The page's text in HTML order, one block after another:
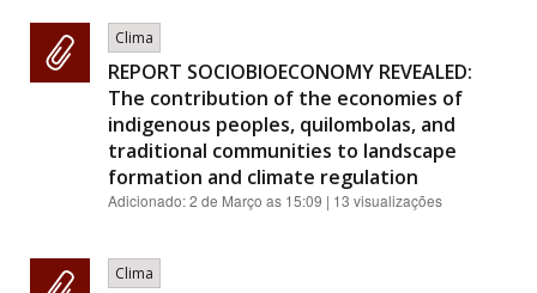
Clima
REPORT SOCIOBIOECONOMY REVEALED:
The contribution of the economies of
indigenous peoples, quilombolas, and
traditional communities to landscape
formation and climate regulation
Adicionado:2 de Março as 15:09 | 13 visualizações
Clima